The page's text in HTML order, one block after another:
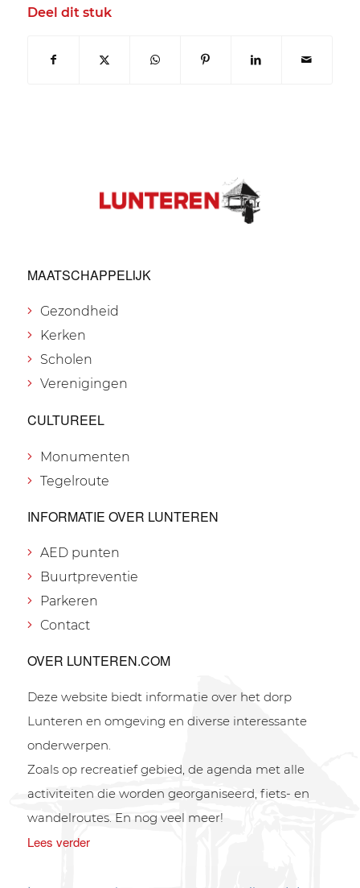
Deel dit stuk
MAATSCHAPPELIJK
Gezondheid
Kerken
Scholen
Verenigingen
CULTUREEL
Monumenten
Tegelroute
INFORMATIE OVER LUNTEREN
AED punten
Buurtpreventie
Parkeren
Contact
OVER LUNTEREN.COM
Deze website biedt informatie over het dorp
Lunteren en omgeving en diverse interessante
onderwerpen.
Zoals op recreatief gebied, de agenda met alle
activiteiten die worden georganiseerd, fiets- en
wandelroutes. En nog veel meer!
Lees verder